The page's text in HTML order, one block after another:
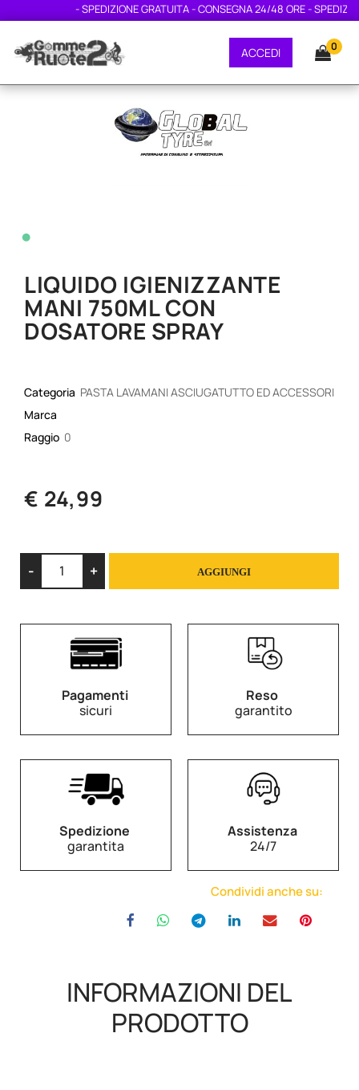
- SPEDIZIONE GRATUITA - CONSEGNA 24/48 ORE -
ACCEDI 0
•
LIQUIDO IGIENIZZANTE
MANI 750ML CON
DOSATORE SPRAY
Categoria PASTA LAVAMANI ASCIUGATUTTO ED ACCESSORI
Marca
Raggio 0
€ 24,99
AGGIUNGI
Pagamenti
sicuri
Reso
garantito
Spedizione
garantita
Assistenza
24/7
Condividi anche su:
INFORMAZIONI DEL
PRODOTTO